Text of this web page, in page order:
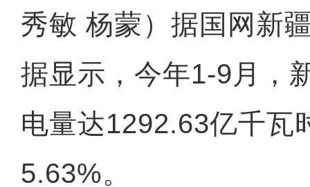
秀敏 杨蒙）据国网新
据显示，今年1-9月，
电量达1292.63亿千瓦
5.63%。